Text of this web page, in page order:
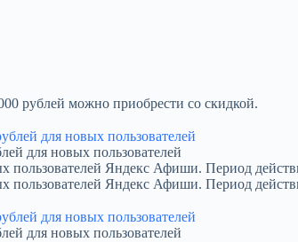
рублей можно приобрести со скидкой.
для новых пользователей
пользователей Яндекс Афиши. Период
пользователей Яндекс Афиши. Период
для новых пользователей